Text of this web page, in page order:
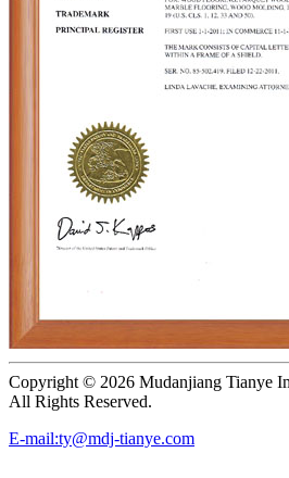
Copyright © 2026 Mudanjiang Tianye
All Rights Reserved.
E-mail:ty@mdj-tianye.com